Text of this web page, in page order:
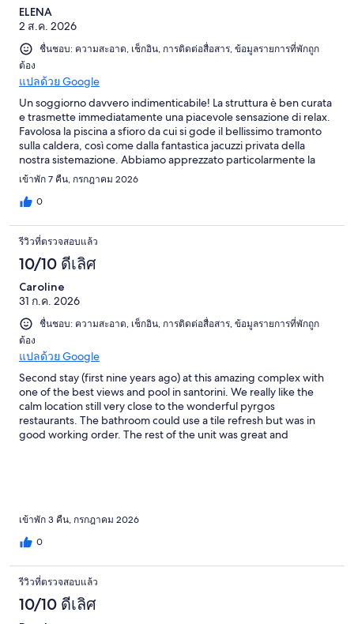
รีวิว
ELENA
2 ส.ค. 2026
ชื่นชอบ: ความสะอาด, เช็กอิน, การติดต่อสื่อสาร, ข้อมูลรายการที่พักถูก
ต้อง
แปลด้วย Google
Un soggiorno davvero indimenticabile! La struttura è ben curata
e trasmette immediatamente una piacevole sensazione di relax.
Favolosa la piscina a sfioro da cui si gode il bellissimo tramonto
sulla caldera, così come dalla fantastica jacuzzi privata della
nostra sistemazione. Abbiamo apprezzato particolarmente la
tranquillità dell'ambiente e il panorama da mozzafiato. La
posizione è perfetta, a poca distanza dal centro di Pyrgos, per
visitare tutta l'isola e vivere il territorio senza rinunciare alla
เข้าพัก 7 คืน, กรกฎาคม 2026
0
รีวิวที่ตรวจสอบแล้ว
10/10 ดีเลิศ
Caroline
31 ก.ค. 2026
ชื่นชอบ: ความสะอาด, เช็กอิน, การติดต่อสื่อสาร, ข้อมูลรายการที่พักถูก
ต้อง
แปลด้วย Google
Second stay (first nine years ago) at this amazing complex with
one of the best views and pool in santorini. We really like the
calm location still very close to the wonderful pyrgos
restaurants. The bathroom could use a tile refresh but was in
good working order. The rest of the unit was great and
เข้าพัก 3 คืน, กรกฎาคม 2026
0
รีวิวที่ตรวจสอบแล้ว
10/10 ดีเลิศ